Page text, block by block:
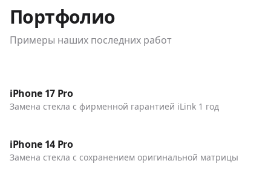
Портфолио
Примеры наших последних работ
Телефоны
iPhone 17 Pro
Замена стекла с фирменной гарантией iLink 1 год
Телефоны
До / После
iPhone 14 Pro
Замена стекла с сохранением оригинальной матрицы
До / После